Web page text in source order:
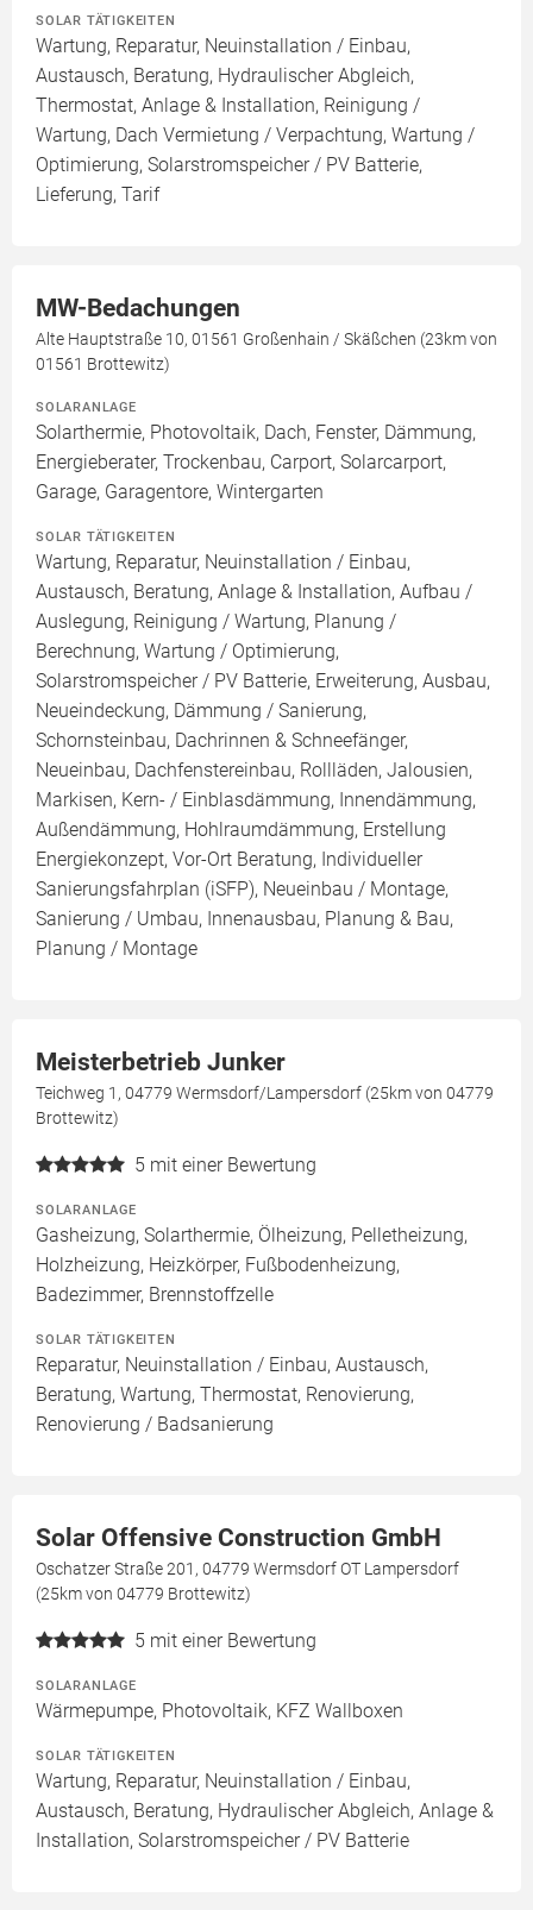
SOLAR TÄTIGKEITEN
Wartung, Reparatur, Neuinstallation / Einbau,
Austausch, Beratung, Hydraulischer Abgleich,
Thermostat, Anlage & Installation, Reinigung /
Wartung, Dach Vermietung / Verpachtung, Wartung /
Optimierung, Solarstromspeicher / PV Batterie,
Lieferung, Tarif
MW-Bedachungen
Alte Hauptstraße 10, 01561 Großenhain / Skäßchen (23km von
01561 Brottewitz)
SOLARANLAGE
Solarthermie, Photovoltaik, Dach, Fenster, Dämmung,
Energieberater, Trockenbau, Carport, Solarcarport,
Garage, Garagentore, Wintergarten
SOLAR TÄTIGKEITEN
Wartung, Reparatur, Neuinstallation / Einbau,
Austausch, Beratung, Anlage & Installation, Aufbau /
Auslegung, Reinigung / Wartung, Planung /
Berechnung, Wartung / Optimierung,
Solarstromspeicher / PV Batterie, Erweiterung, Ausbau,
Neueindeckung, Dämmung / Sanierung,
Schornsteinbau, Dachrinnen & Schneefänger,
Neueinbau, Dachfenstereinbau, Rollläden, Jalousien,
Markisen, Kern- / Einblasdämmung, Innendämmung,
Außendämmung, Hohlraumdämmung, Erstellung
Energiekonzept, Vor-Ort Beratung, Individueller
Sanierungsfahrplan (iSFP), Neueinbau / Montage,
Sanierung / Umbau, Innenausbau, Planung & Bau,
Planung / Montage
Meisterbetrieb Junker
Teichweg 1, 04779 Wermsdorf/Lampersdorf (25km von 04779
Brottewitz)
5 mit einer Bewertung
SOLARANLAGE
Gasheizung, Solarthermie, Ölheizung, Pelletheizung,
Holzheizung, Heizkörper, Fußbodenheizung,
Badezimmer, Brennstoffzelle
SOLAR TÄTIGKEITEN
Reparatur, Neuinstallation / Einbau, Austausch,
Beratung, Wartung, Thermostat, Renovierung,
Renovierung / Badsanierung
Solar Offensive Construction GmbH
Oschatzer Straße 201, 04779 Wermsdorf OT Lampersdorf
(25km von 04779 Brottewitz)
5 mit einer Bewertung
SOLARANLAGE
Wärmepumpe, Photovoltaik, KFZ Wallboxen
SOLAR TÄTIGKEITEN
Wartung, Reparatur, Neuinstallation / Einbau,
Austausch, Beratung, Hydraulischer Abgleich, Anlage &
Installation, Solarstromspeicher / PV Batterie